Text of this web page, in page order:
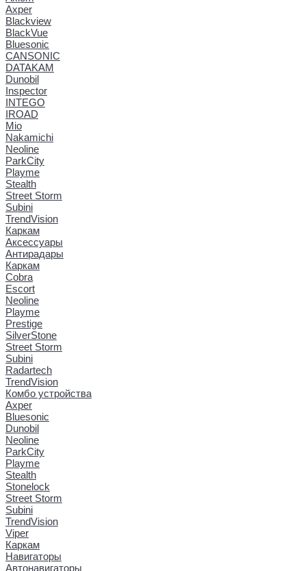
Axper
Blackview
BlackVue
Bluesonic
CANSONIC
DATAKAM
Dunobil
Inspector
INTEGO
IROAD
Mio
Nakamichi
Neoline
ParkCity
Playme
Stealth
Street Storm
Subini
TrendVision
Каркам
Аксессуары
Антирадары
Каркам
Cobra
Escort
Neoline
Playme
Prestige
SilverStone
Street Storm
Subini
Radartech
TrendVision
Комбо устройства
Axper
Bluesonic
Dunobil
Neoline
ParkCity
Playme
Stealth
Stonelock
Street Storm
Subini
TrendVision
Viper
Каркам
Навигаторы
Автонавигаторы